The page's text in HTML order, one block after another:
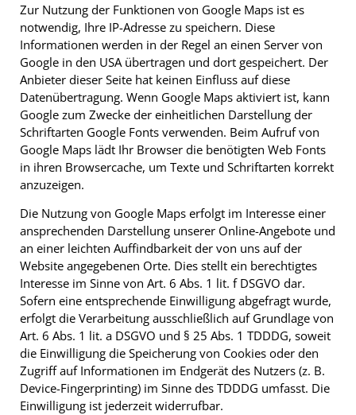
Zur Nutzung der Funktionen von Google Maps ist es
notwendig, Ihre IP-Adresse zu speichern. Diese
Informationen werden in der Regel an einen Server von
Google in den USA übertragen und dort gespeichert. Der
Anbieter dieser Seite hat keinen Einfluss auf diese
Datenübertragung. Wenn Google Maps aktiviert ist, kann
Google zum Zwecke der einheitlichen Darstellung der
Schriftarten Google Fonts verwenden. Beim Aufruf von
Google Maps lädt Ihr Browser die benötigten Web Fonts
in ihren Browsercache, um Texte und Schriftarten korrekt
anzuzeigen.
Die Nutzung von Google Maps erfolgt im Interesse einer
ansprechenden Darstellung unserer Online-Angebote und
an einer leichten Auffindbarkeit der von uns auf der
Website angegebenen Orte. Dies stellt ein berechtigtes
Interesse im Sinne von Art. 6 Abs. 1 lit. f DSGVO dar.
Sofern eine entsprechende Einwilligung abgefragt wurde,
erfolgt die Verarbeitung ausschließlich auf Grundlage von
Art. 6 Abs. 1 lit. a DSGVO und § 25 Abs. 1 TDDDG, soweit
die Einwilligung die Speicherung von Cookies oder den
Zugriff auf Informationen im Endgerät des Nutzers (z. B.
Device-Fingerprinting) im Sinne des TDDDG umfasst. Die
Einwilligung ist jederzeit widerrufbar.